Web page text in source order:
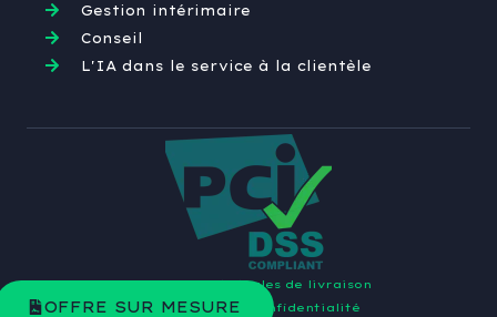
Gestion intérimaire
Conseil
L'IA dans le service à la clientèle
Conditions générales de livraison
Déclaration de confidentialité
OFFRE SUR MESURE